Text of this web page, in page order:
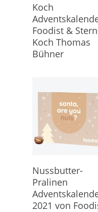
Koch
Foodist &
Koch Thomas
Bühner
Kalender
Nussbutter-
Pralinen
2021 von